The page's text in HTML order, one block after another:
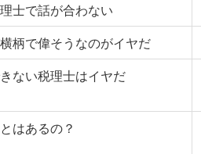
士で話が合わない
柄で偉そうなのがイヤだ
ない税理士はイヤだ
はあるの？